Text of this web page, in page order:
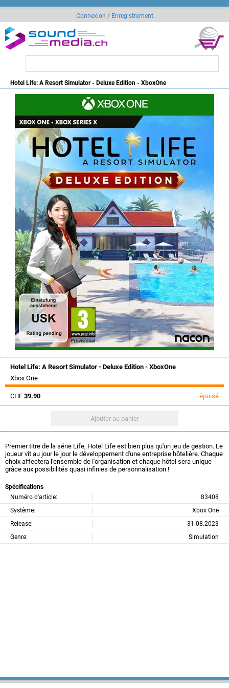
Connexion / Enregistrement
Hotel Life: A Resort Simulator - Deluxe Edition - XboxOne
Hotel Life: A Resort Simulator - Deluxe Edition - XboxOne
Xbox One
CHF 39.90 épuisé
Premier titre de la série Life, Hotel Life est bien plus qu'un jeu de gestion. Le
joueur vit au jour le jour le développement d'une entreprise hôtelière. Chaque
choix affectera l'ensemble de l'organisation et chaque hôtel sera unique
grâce aux possibilités quasi infinies de personnalisation !
Spécifications
Numéro d'article:
83408
Système:
Xbox One
Release:
31.08.2023
Genre:
Simulation